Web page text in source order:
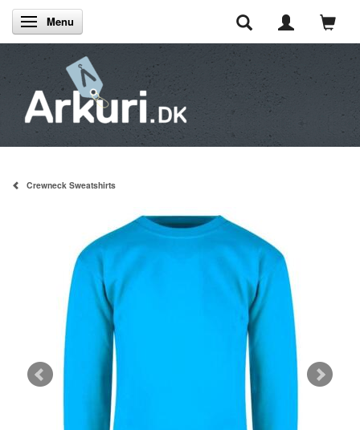
Skifte navigation
Menu
Crewneck Sweatshirts